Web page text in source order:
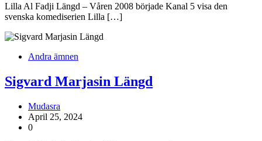
Lilla Al Fadji Längd – Våren 2008 började Kanal 5 visa den
svenska komediserien Lilla […]
Andra ämnen
Sigvard Marjasin Längd
Mudasra
April 25, 2024
0